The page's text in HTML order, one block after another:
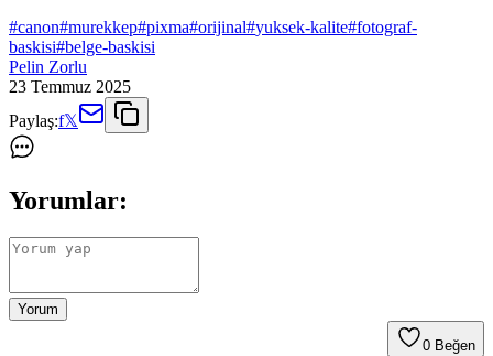
#canon#murekkep#pixma#orijinal#yuksek-kalite#fotograf-
baskisi#belge-baskisi
Pelin Zorlu
23 Temmuz 2025
Paylaş:f𝕏
Yorumlar:
Yorum
0 Beğen